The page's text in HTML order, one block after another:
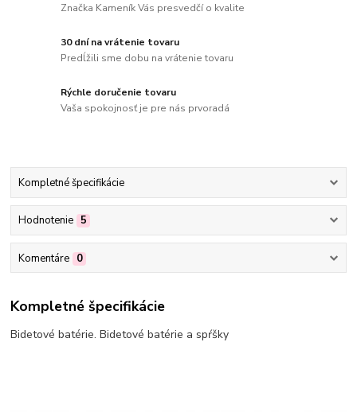
Značka Kameník Vás presvedčí o kvalite
30 dní na vrátenie tovaru
Predĺžili sme dobu na vrátenie tovaru
Rýchle doručenie tovaru
Vaša spokojnosť je pre nás prvoradá
Kompletné špecifikácie
Hodnotenie 5
Komentáre 0
Kompletné špecifikácie
Bidetové batérie. Bidetové batérie a spŕšky